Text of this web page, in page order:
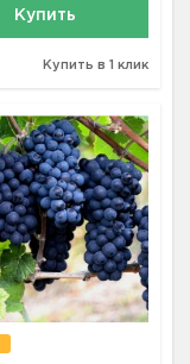
Купить
Купить в 1 клик